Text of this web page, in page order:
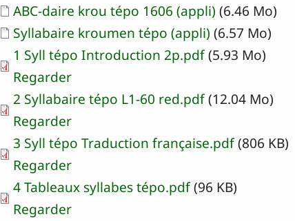
Document
ABC-daire krou tépo 1606 (appli) (6.46 Mo)
Document
Syllabaire kroumen tépo (appli) (6.57 Mo)
1 Syll tépo Introduction 2p.pdf(5.93 Mo)
Regarder
2 Syllabaire tépo L1-60 red.pdf(12.04 Mo)
Regarder
3 Syll tépo Traduction française.pdf(806 KB)
Regarder
4 Tableaux syllabes tépo.pdf(96 KB)
Regarder